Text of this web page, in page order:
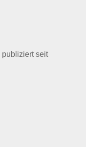
publiziert seit